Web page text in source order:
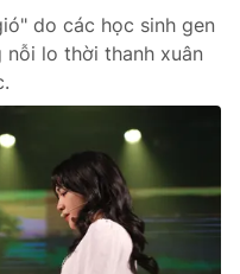
do các học sinh gen
nỗi lo thời thanh xuân